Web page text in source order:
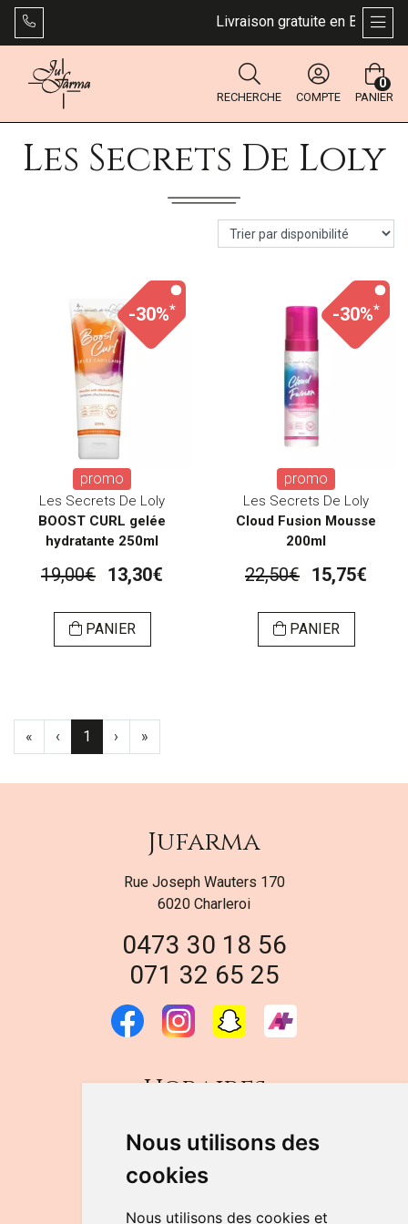
Nous utilisons des
cookies
Nous utilisons des cookies et
Livraison gratuite en
RECHERCHE COMPTE PANIER
0
Les Secrets De Loly
-30%*
promo
Les Secrets De Loly
BOOST CURL gelée
hydratante 250ml
19,00€ 13,30€
PANIER
-30%*
promo
Les Secrets De Loly
Cloud Fusion Mousse
200ml
22,50€ 15,75€
PANIER
« ‹ 1 › »
Jufarma
Rue Joseph Wauters 170
6020 Charleroi
0473 30 18 56
071 32 65 25
Horaires
DU LUNDI AU VENDREDI
de 9h à 12h30 et de 14h à 18h
LE SAMEDI
de 9h à 12h30